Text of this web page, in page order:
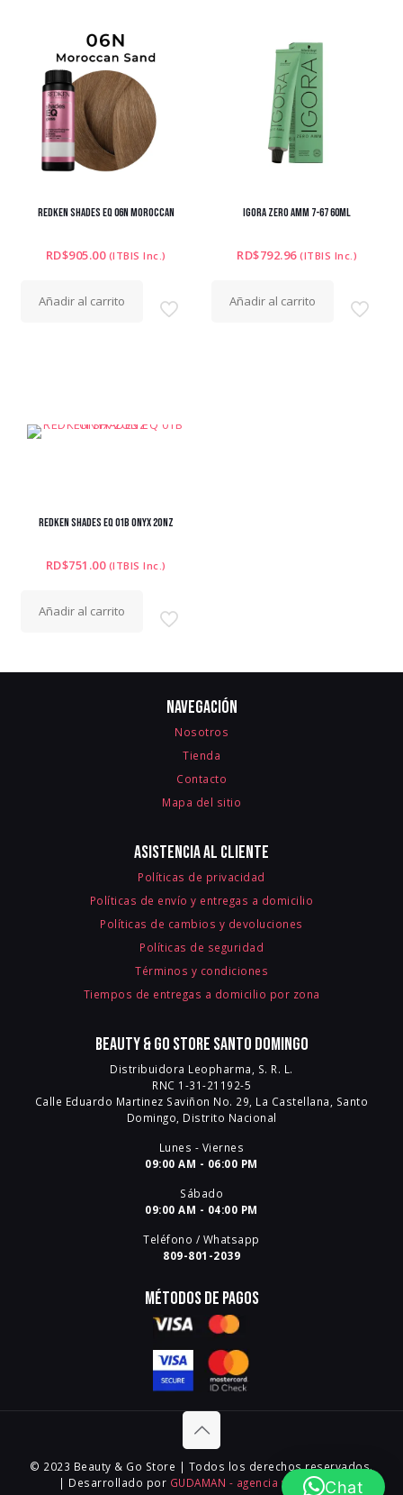
REDKEN SHADES EQ 06N MOROCCAN
RD$905.00 (ITBIS Inc.)
Añadir al carrito
IGORA ZERO AMM 7-67 60ML
RD$792.96 (ITBIS Inc.)
Añadir al carrito
REDKEN SHADES EQ 01B ONYX 2ONZ
RD$751.00 (ITBIS Inc.)
Añadir al carrito
Navegación
Nosotros
Tienda
Contacto
Mapa del sitio
Asistencia al cliente
Políticas de privacidad
Políticas de envío y entregas a domicilio
Políticas de cambios y devoluciones
Políticas de seguridad
Términos y condiciones
Tiempos de entregas a domicilio por zona
Beauty & Go Store Santo Domingo
Distribuidora Leopharma, S. R. L.
RNC 1-31-21192-5
Calle Eduardo Martinez Saviñon No. 29, La Castellana, Santo
Domingo, Distrito Nacional
Lunes - Viernes
09:00 AM - 06:00 PM
Sábado
09:00 AM - 04:00 PM
Teléfono / Whatsapp
809-801-2039
Métodos de pagos
© 2023 Beauty & Go Store | Todos los derechos reservados.
| Desarrollado por GUDAMAN - agencia web digital.
Chat